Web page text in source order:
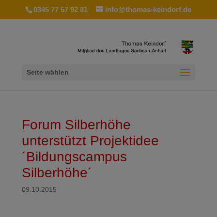
0345 77 57 92 81 info@thomas-keindorf.de
Seite wählen
Forum Silberhöhe
unterstützt Projektidee
´Bildungscampus
Silberhöhe´
09.10.2015